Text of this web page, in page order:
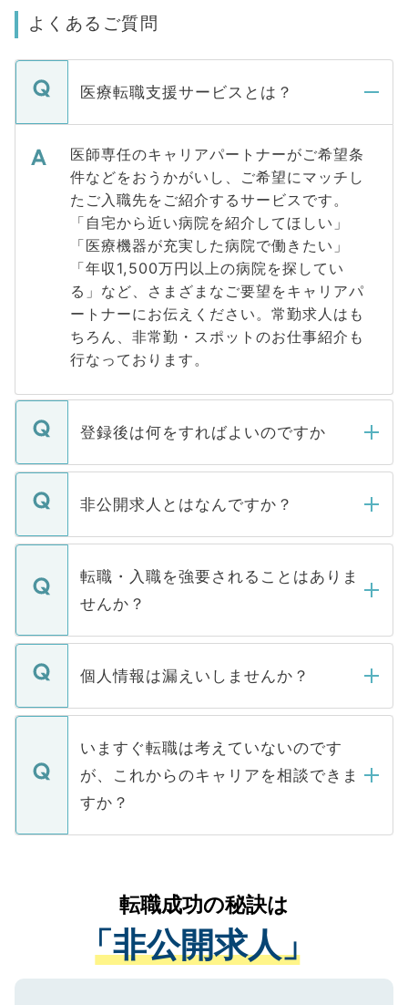
よくあるご質問
医療転職支援サービスとは？
医師専任のキャリアパートナーがご希望条
件などをおうかがいし、ご希望にマッチし
たご入職先をご紹介するサービスです。
「自宅から近い病院を紹介してほしい」
「医療機器が充実した病院で働きたい」
「年収1,500万円以上の病院を探してい
る」など、さまざまなご要望をキャリアパ
ートナーにお伝えください。常勤求人はも
ちろん、非常勤・スポットのお仕事紹介も
行なっております。
登録後は何をすればよいのですか
ご登録いただきましたら、弊社担当者がご
登録内容を確認し、その後メールもしくは
ます。通常、5営業日以内にはご連絡をせて
いただきますので、しばらくお待ちくださ
非公開求人とはなんですか？
マイナビDOCTORで取り扱っている求人の
うち約3割は、Webサイトからご覧いただ
けない「非公開求人」です。非公開求人は
下記の理由によって、一般には公開してい
ません。
■応募殺到を避けるため 人気のある医療機
関を公にしてしまうと、応募が殺到する場
に、医療機関が求める条件に合った人材の
みを人材紹介会社に依頼するケースが増え
ています。
転職・入職を強要されることはありま
せんか？
転職・入職を強要することは一切ありませ
ん。また、仮に応募先から内定をいただい
定を承諾する必要はありません。内定先へ
の辞退の連絡はキャリアパートナーが行い
個人情報は漏えいしませんか？
個人情報が漏えいすることはありませんの
で、ご安心ください。当サイトからの登録
などで収集したご登録者様の個人情報は、
ご本人のキャリアアップおよび転職活動の
支援を目的に使用いたします。お預かりし
ているすべての個人データはご本人の許可
は、個人情報の取り扱いについての厳密な
管理基準を満たした事業者のみに付与され
る、プライバシーマークを取得済みです。
いますぐ転職は考えていないのです
が、これからのキャリアを相談できま
すか？
かがいして、現在の医療機関の状況や紹介
経験をまじえながら、適切なアドバイスを
させていただきます。すぐにご転職をされ
ない方には、長期的なサポートが可能です
ので、まずはご登録ください。
転職成功の秘訣は
「非公開求人」